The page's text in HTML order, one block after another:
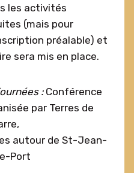
les activités
(mais pour
préalable) et
sera mis en place.
:Conférence
par Terres de
autour de St-Jean-
Port